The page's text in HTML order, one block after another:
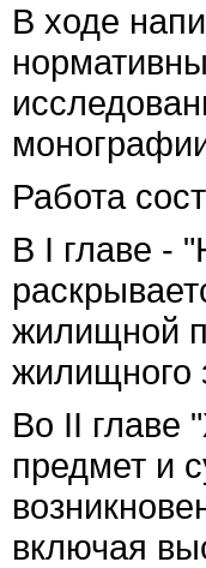
В ходе
Работа
В I главе -
жилищной
жилищного
Во II главе
предмет и
включая